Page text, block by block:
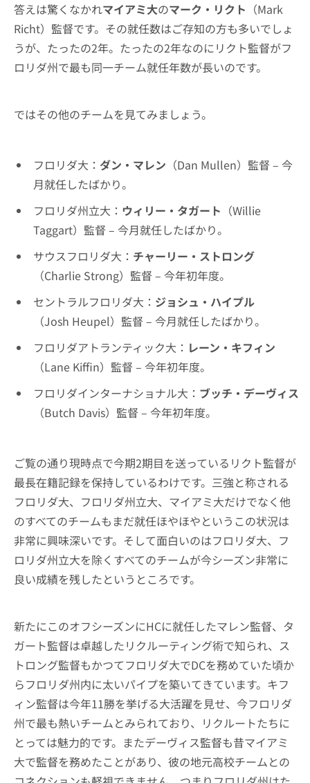
答えは驚くなかれマイアミ大のマーク・リクト （Mark
Richt）監督です。その就任数はご存知の方も多いでしょ
うが、たったの2年。たったの2年なのにリクト監督がフ
ロリダ州で最も同一チーム就任年数が長いのです。
ではその他のチームを見てみましょう。
フロリダ大： ダン・マレン （Dan Mullen）監督 – 今
月就任したばかり。
フロリダ州立大： ウィリー・タガート （Willie
Taggart）監督 – 今月就任したばかり。
サウスフロリダ大： チャーリー・ストロング
（Charlie Strong）監督 – 今年初年度。
セントラルフロリダ大： ジョシュ・ハイプル
（Josh Heupel）監督 – 今月就任したばかり。
フロリダアトランティック大： レーン・キフィン
（Lane Kiffin）監督 – 今年初年度。
フロリダインターナショナル大： ブッチ・デーヴィス
（Butch Davis）監督 – 今年初年度。
ご覧の通り現時点で今期2期目を送っているリクト監督が
最長在籍記録を保持しているわけです。三強と称される
フロリダ大、フロリダ州立大、マイアミ大だけでなく他
のすべてのチームもまだ就任ほやほやというこの状況は
非常に興味深いです。そして面白いのはフロリダ大、フ
ロリダ州立大を除くすべてのチームが今シーズン非常に
良い成績を残したというところです。
新たにこのオフシーズンにHCに就任したマレン監督、タ
ガート監督は卓越したリクルーティング術で知られ、ス
トロング監督もかつてフロリダ大でDCを務めていた頃か
らフロリダ州内に太いパイプを築いてきています。キフ
ィン監督は今年11勝を挙げる大活躍を見せ、今フロリダ
州で最も熱いチームとみられており、リクルートたちに
とっては魅力的です。またデーヴィス監督も昔マイアミ
大で監督を務めたことがあり、彼の地元高校チームとの